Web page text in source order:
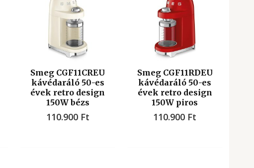
Smeg CGF11CREU
kávédaráló 50-es
évek retro design
150W bézs
110.900 Ft
Smeg CGF11RDEU
kávédaráló 50-es
évek retro design
150W piros
110.900 Ft